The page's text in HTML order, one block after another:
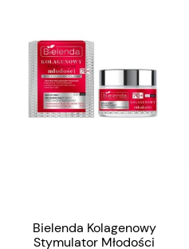
Bielenda Kolagenowy
Stymulator Młodości